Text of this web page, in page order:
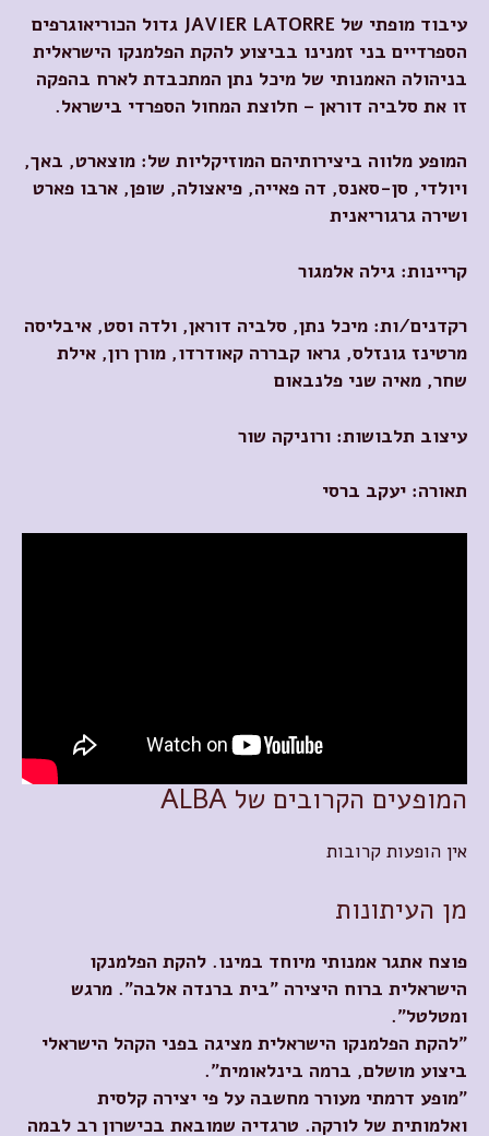
עיבוד מופתי של
גדול הכוריאוגרפים
הספרדיים בני זמנינו בביצוע להקת הפלמנקו הישראלית
בניהולה האמנותי של מיכל נתן המתכבדת לארח בהפקה
זו את סלביה דוראן – חלוצת המחול הספרדי בישראל.
המופע מלווה ביצירותיהם המוזיקליות של: מוצארט, באך,
ויולדי, סן-סאנס, דה פאייה, פיאצולה, שופן, ארבו פארט
ושירה גרגוריאנית
קריינות: גילה אלמגור
רקדנים/ות: מיכל נתן, סלביה דוראן, ולדה וסט, איבליסה
מרטינז גונזלס, גראו קבררה קאודרדו, מורן רון, אילת
שחר, מאיה שני פלנבאום
עיצוב תלבושות: ורוניקה שור
תאורה: יעקב ברסי
המופעים הקרובים של ALBA
אין הופעות קרובות
מן העיתונות
פוצח אתגר אמנותי מיוחד במינו. להקת הפלמנקו
הישראלית ברוח היצירה "בית ברנדה אלבה". מרגש
ומטלטל".
"להקת הפלמנקו הישראלית מציגה בפני הקהל הישראלי
ביצוע מושלם, ברמה בינלאומית"
.
"מופע דרמתי מעורר מחשבה על פי יצירה קלסית
ואלמותית של לורקה. טרגדיה שמובאת בכישרון רב לבמה